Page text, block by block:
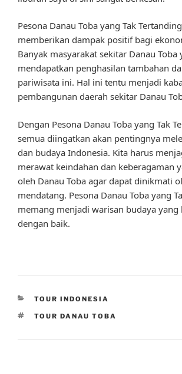
Pesona Danau Toba yang Tak
memberikan dampak positif bagi
Banyak masyarakat sekitar Danau Toba
mendapatkan penghasilan tambahan
pariwisata ini. Hal ini tentu menjadi
pembangunan daerah sekitar Danau
Dengan Pesona Danau Toba yang Tak
semua diingatkan akan pentingnya
dan budaya Indonesia. Kita harus
merawat keindahan dan keberagaman
oleh Danau Toba agar dapat dinikmati
mendatang. Pesona Danau Toba yang
memang menjadi warisan budaya yang
dengan baik.
CATEGORIES
TOUR INDONESIA
TAGS
TOUR DANAU TOBA